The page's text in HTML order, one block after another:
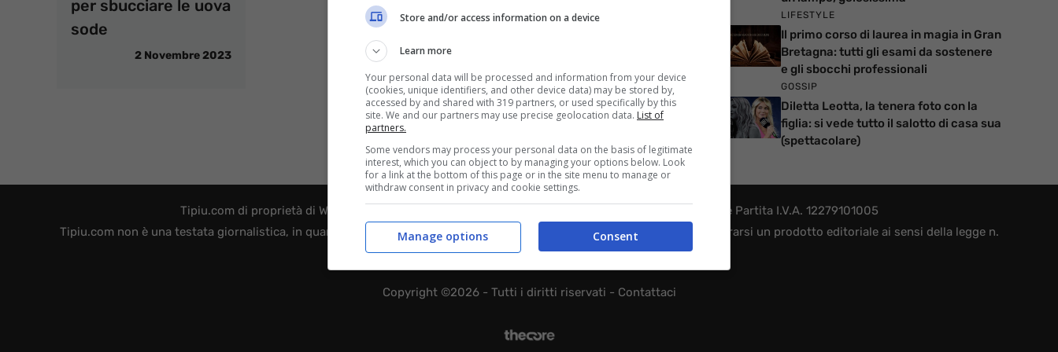
per sbucciare le uova
sode
2 Novembre 2023
LIFESTYLE
Il primo corso di laurea in magia in Gran
Bretagna: tutti gli esami da sostenere
e gli sbocchi professionali
GOSSIP
Diletta Leotta, la tenera foto con la
figlia: si vede tutto il salotto di casa sua
(spettacolare)
Tipiu.com di proprietà di WEB 365 SRL - Via Nicola Marchese 10, 00141 Roma (RM) - Codice Fiscale e Partita I.V.A. 12279101005
Tipiu.com non è una testata giornalistica, in quanto viene aggiornato senza alcuna periodicità. Non può pertanto considerarsi un prodotto editoriale ai sensi della legge n.
62 del 07.03.2001
Copyright ©2026 - Tutti i diritti riservati - Contattaci
Store and/or access information on a device
Learn more
Your personal data will be processed and information from your device
(cookies, unique identifiers, and other device data) may be stored by,
accessed by and shared with 319 partners, or used specifically by this
site. We and our partners may use precise geolocation data. List of
partners.
Some vendors may process your personal data on the basis of legitimate
interest, which you can object to by managing your options below. Look
for a link at the bottom of this page or in the site menu to manage or
withdraw consent in privacy and cookie settings.
Consent
Manage options